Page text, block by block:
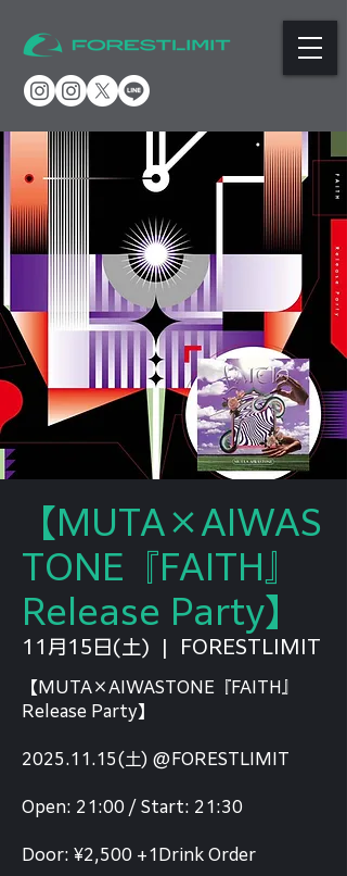
【MUTA×AIWAS
TONE『FAITH』
Release Party】
11月15日(土) FORESTLIMIT
【MUTA×AIWASTONE『FAITH』
Release Party】
2025.11.15(土) @FORESTLIMIT
Open: 21:00 / Start: 21:30
Door: ¥2,500 +1Drink Order